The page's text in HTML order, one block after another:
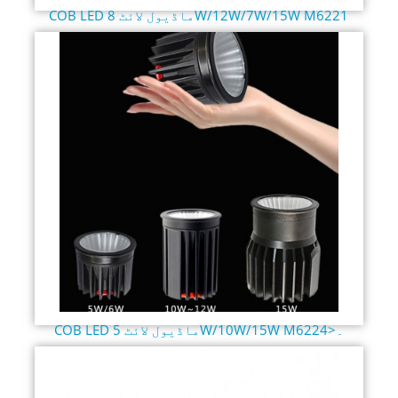
COB LED ماڈیول لائٹ 8W/12W/7W/15W M6221
COB LED ماڈیول لائٹ 5W/10W/15W M6224>۔